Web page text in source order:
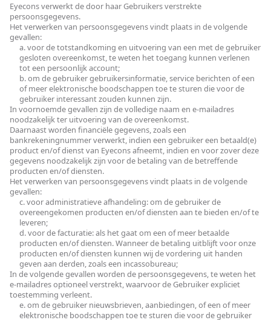
Eyecons verwerkt de door haar Gebruikers verstrekte
persoonsgegevens.
Het verwerken van persoonsgegevens vindt plaats in de volgende
gevallen:
a. voor de totstandkoming en uitvoering van een met de gebruiker
gesloten overeenkomst, te weten het toegang kunnen verlenen
tot een persoonlijk account;
b. om de gebruiker gebruikersinformatie, service berichten of een
of meer elektronische boodschappen toe te sturen die voor de
gebruiker interessant zouden kunnen zijn.
In voornoemde gevallen zijn de volledige naam en e-mailadres
noodzakelijk ter uitvoering van de overeenkomst.
Daarnaast worden financiële gegevens, zoals een
bankrekeningnummer verwerkt, indien een gebruiker een betaald(e)
product en/of dienst van Eyecons afneemt, indien en voor zover deze
gegevens noodzakelijk zijn voor de betaling van de betreffende
producten en/of diensten.
Het verwerken van persoonsgegevens vindt plaats in de volgende
gevallen:
c. voor administratieve afhandeling: om de gebruiker de
overeengekomen producten en/of diensten aan te bieden en/of te
leveren;
d. voor de facturatie: als het gaat om een of meer betaalde
producten en/of diensten. Wanneer de betaling uitblijft voor onze
producten en/of diensten kunnen wij de vordering uit handen
geven aan derden, zoals een incassobureau;
In de volgende gevallen worden de persoonsgegevens, te weten het
e-mailadres optioneel verstrekt, waarvoor de Gebruiker expliciet
toestemming verleent.
e. om de gebruiker nieuwsbrieven, aanbiedingen, of een of meer
elektronische boodschappen toe te sturen die voor de gebruiker